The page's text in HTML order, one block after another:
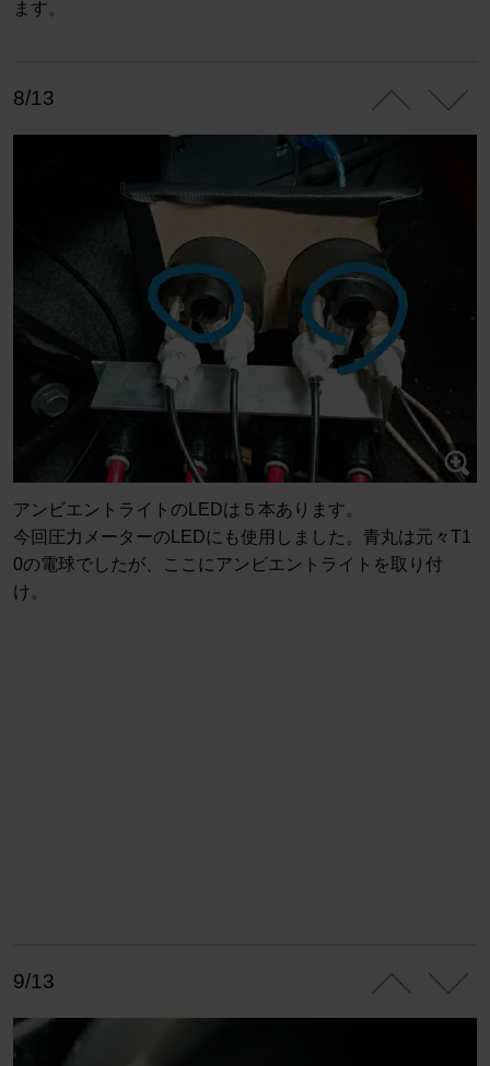
ます。
8/13
アンビエントライトのLEDは５本あります。
今回圧力メーターのLEDにも使用しました。青丸は元々T1
0の電球でしたが、ここにアンビエントライトを取り付
け。
9/13